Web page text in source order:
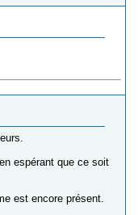
espérant que ce soit
est encore présent.